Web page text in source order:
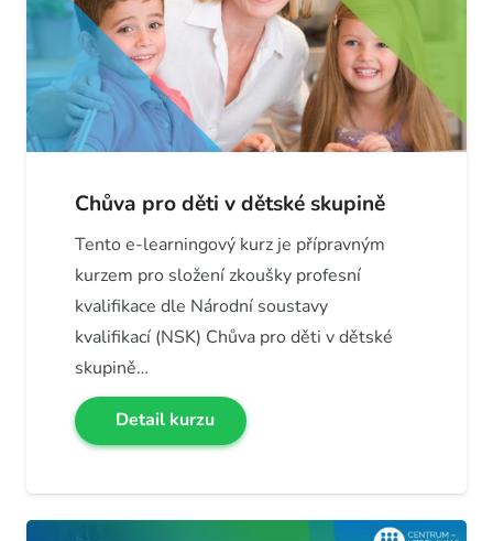
Snímek se SmartArtem
Úloha: Snímek se SmartArtem
Úloha: Prázdný snímek s WordArtem
Spuštění a předvádění prezentace
Test: Tvorba nové prezentace
Chůva pro děti v dětské skupině
Tento e-learningový kurz je přípravným
kurzem pro složení zkoušky profesní
kvalifikace dle Národní soustavy
kvalifikací (NSK) Chůva pro děti v dětské
skupině…
Detail kurzu